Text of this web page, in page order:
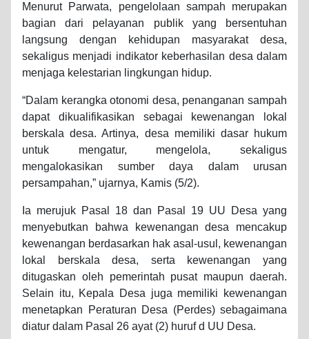
Menurut Parwata, pengelolaan sampah merupakan
bagian dari pelayanan publik yang bersentuhan
langsung dengan kehidupan masyarakat desa,
sekaligus menjadi indikator keberhasilan desa dalam
menjaga kelestarian lingkungan hidup.
“Dalam kerangka otonomi desa, penanganan sampah
dapat dikualifikasikan sebagai kewenangan lokal
berskala desa. Artinya, desa memiliki dasar hukum
untuk mengatur, mengelola, sekaligus
mengalokasikan sumber daya dalam urusan
persampahan,” ujarnya, Kamis (5/2).
Ia merujuk Pasal 18 dan Pasal 19 UU Desa yang
menyebutkan bahwa kewenangan desa mencakup
kewenangan berdasarkan hak asal-usul, kewenangan
lokal berskala desa, serta kewenangan yang
ditugaskan oleh pemerintah pusat maupun daerah.
Selain itu, Kepala Desa juga memiliki kewenangan
menetapkan Peraturan Desa (Perdes) sebagaimana
diatur dalam Pasal 26 ayat (2) huruf d UU Desa.